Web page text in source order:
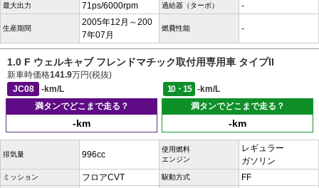
最大出力 71ps/6000rpm 過給器（ターボ） -
生産期間
2005年12月～200
7年07月
燃費性能 -
1.0 F ウェルキャブ フレンドマチック取付用専用車 タイプII
新車時価格141.9万円(税抜)
JC08
-km/L 10・15
-km/L
満タンでどこまで走る？
-km
満タンでどこまで走る？
-km
排気量 996cc
使用燃料
エンジン
レギュラー
ガソリン
ミッション フロアCVT 駆動方式 FF